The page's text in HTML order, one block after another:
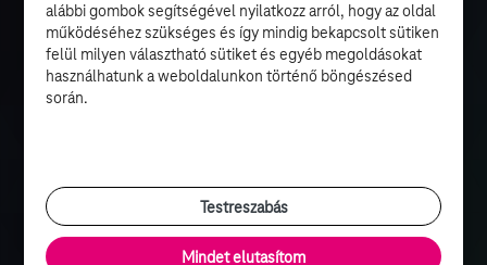
alábbi gombok segítségével nyilatkozz arról, hogy az oldal
működéséhez szükséges és így mindig bekapcsolt sütiken
felül milyen választható sütiket és egyéb megoldásokat
használhatunk a weboldalunkon történő böngészésed
során.
Testreszabás
Mindet elutasítom